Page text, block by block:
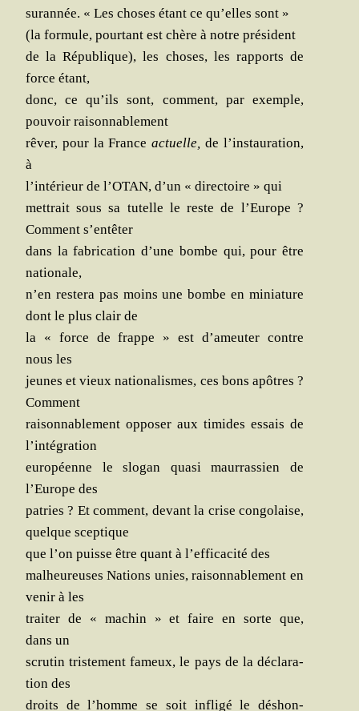
sur­an­née. « Les choses étant ce qu’elles sont »
(la for­mule, pour­tant est chère à notre président
de la Répu­blique), les choses, les rap­ports de
force étant,
donc, ce qu’ils sont, com­ment, par exemple,
pou­voir raisonnablement
rêver, pour la Franceactuelle,de l’instauration,
à
l’intérieur de l’OTAN, d’un « direc­toire » qui
met­trait sous sa tutelle le reste de l’Europe ?
Com­ment s’entêter
dans la fabri­ca­tion d’une bombe qui, pour être
nationale,
n’en res­te­ra pas moins une bombe en minia­ture
dont le plus clair de
la « force de frappe » est d’ameuter contre
nous les
jeunes et vieux natio­na­lismes, ces bons apôtres ?
Comment
rai­son­na­ble­ment oppo­ser aux timides essais de
l’intégration
euro­péenne le slo­gan qua­si maur­ras­sien de
l’Europe des
patries ? Et com­ment, devant la crise congo­laise,
quelque sceptique
que l’on puisse être quant à l’efficacité des
mal­heu­reuses Nations unies, rai­son­na­ble­ment en
venir à les
trai­ter de « machin » et faire en sorte que,
dans un
scru­tin tris­te­ment fameux, le pays de la décla­ra­
tion des
droits de l’homme se soit infli­gé le déshon­